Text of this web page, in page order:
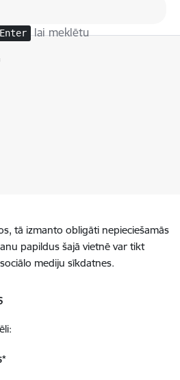
Enter lai meklētu
tā izmanto obligāti nepieciešamās
papildus šajā vietnē var tikt
mediju sīkdatnes.
*